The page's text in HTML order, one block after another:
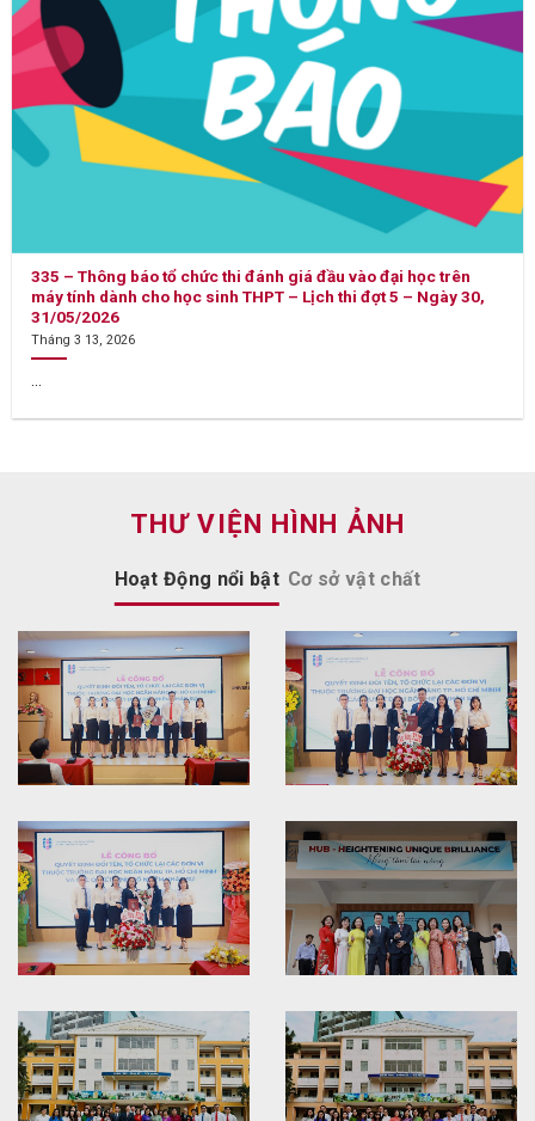
335 – Thông báo tổ chức thi đánh giá đầu vào đại học trên
máy tính dành cho học sinh THPT – Lịch thi đợt 5 – Ngày 30,
31/05/2026
Tháng 3 13, 2026
THƯ VIỆN HÌNH ẢNH
Hoạt Động nổi bật Cơ sở vật chất